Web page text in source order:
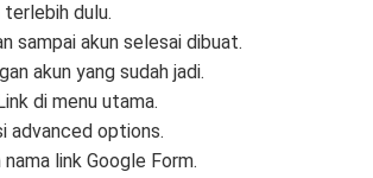
terlebih dulu.
sampai akun selesai dibuat.
akun yang sudah jadi.
di menu utama.
advanced options.
nama link Google Form.